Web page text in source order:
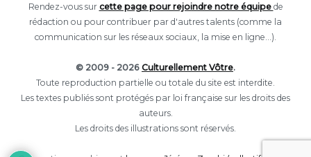
Rendez-vous sur cette page pour rejoindre notre équipe de
rédaction ou pour contribuer par d'autres talents (comme la
communication sur les réseaux sociaux, la mise en ligne...).
© 2009 - 2026 Culturellement Vôtre.
Toute reproduction partielle ou totale du site est interdite.
Les textes publiés sont protégés par loi française sur les droits des
auteurs.
Les droits des illustrations sont réservés.